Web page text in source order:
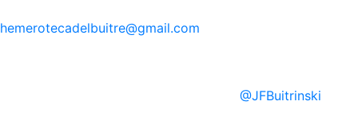
hemerotecadelbuitre@gmail.com
@JFBuitrinski